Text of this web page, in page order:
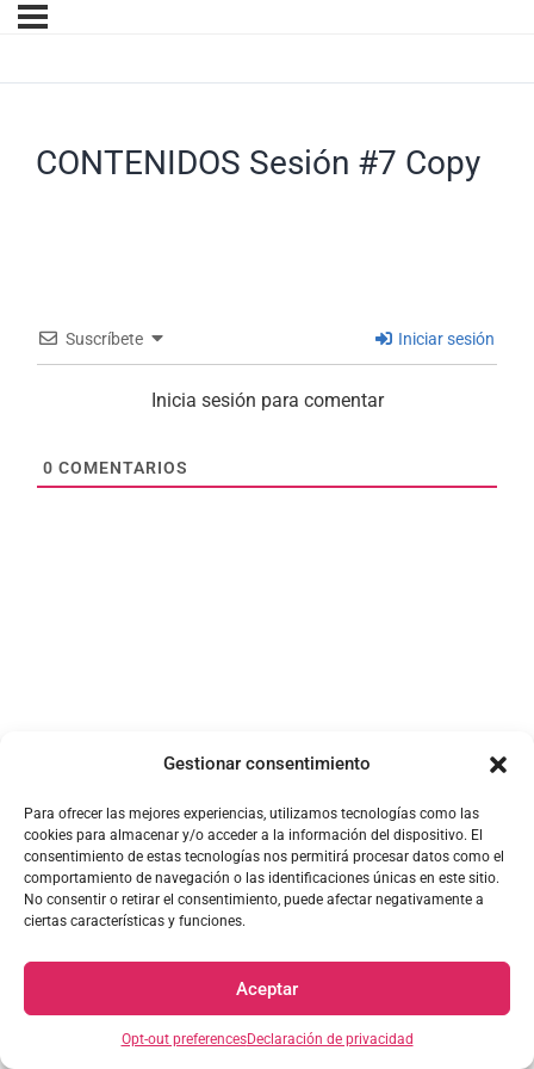
Gestionar consentimiento
Para ofrecer las mejores experiencias, utilizamos tecnologías como las
cookies para almacenar y/o acceder a la información del dispositivo. El
consentimiento de estas tecnologías nos permitirá procesar datos como el
comportamiento de navegación o las identificaciones únicas en este sitio.
No consentir o retirar el consentimiento, puede afectar negativamente a
ciertas características y funciones.
Aceptar
Opt-out preferencesDeclaración de privacidad
CONTENIDOS Sesión #7 Copy
Suscríbete Iniciar sesión
Inicia sesión para comentar
0 COMENTARIOS